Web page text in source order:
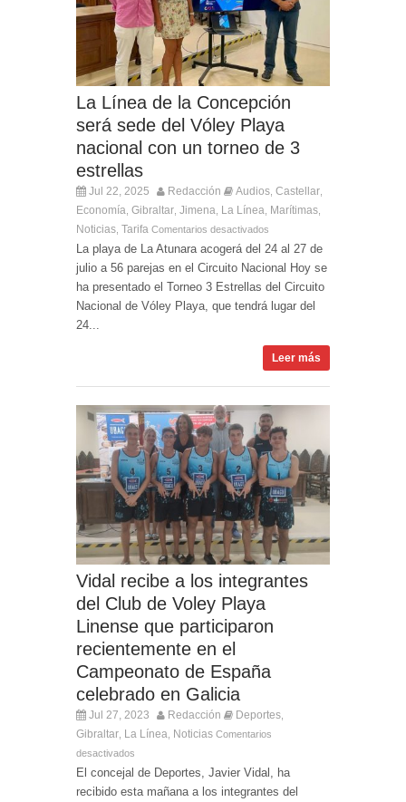
de Ultramar al inspector jubilado Xavi Buhagiar
Presentado el IV Torneo de Fútbol Senior Alcalde
de San Roque, que se disputa la semana
próxima
La Línea de la Concepción
será sede del Vóley Playa
nacional con un torneo de 3
estrellas
Jul 22, 2025 Redacción Audios, Castellar,
Economía, Gibraltar, Jimena, La Línea, Marítimas,
Noticias, Tarifa Comentarios desactivados
La playa de La Atunara acogerá del 24 al 27 de
julio a 56 parejas en el Circuito Nacional Hoy se
ha presentado el Torneo 3 Estrellas del Circuito
Nacional de Vóley Playa, que tendrá lugar del
24...
Leer más
Vidal recibe a los integrantes
del Club de Voley Playa
Linense que participaron
recientemente en el
Campeonato de España
celebrado en Galicia
Jul 27, 2023 Redacción Deportes
Gibraltar La Línea Noticias Comentarios
desactivados
El concejal de Deportes, Javier Vidal, ha
recibido esta mañana a los integrantes del